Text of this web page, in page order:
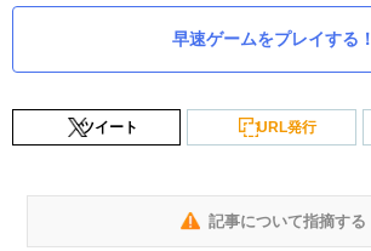
早速ゲームをプレイする！
ツイート URL発行
記事について指摘する